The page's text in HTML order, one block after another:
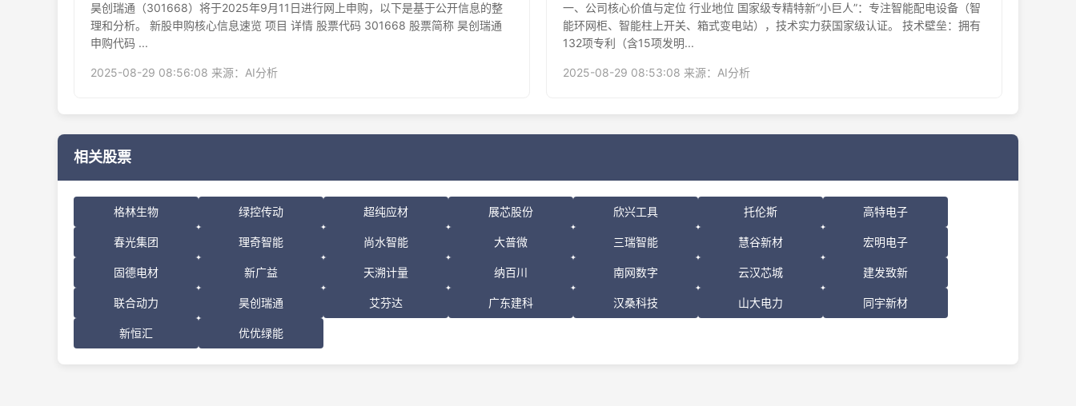
昊创瑞通（301668）将于2025年9月11日进行网上申购，以下是基于公开信息的整
理和分析。 ​新股申购核心信息速览​ 项目 详情 ​股票代码​ 301668 ​股票简称​ 昊创瑞通 ​
申购代码​ ...
2025-08-29 08:56:08 来源：AI分析
​一、公司核心价值与定位​ ​行业地位​ ​国家级专精特新“小巨人”​​：专注智能配电设备（智
能环网柜、智能柱上开关、箱式变电站），技术实力获国家级认证。 ​技术壁垒​：拥有
132项专利（含15项发明...
2025-08-29 08:53:08 来源：AI分析
相关股票
格林生物 绿控传动 超纯应材 展芯股份 欣兴工具 托伦斯 高特电子
春光集团 理奇智能 尚水智能 大普微 三瑞智能 慧谷新材 宏明电子
固德电材 新广益 天溯计量 纳百川 南网数字 云汉芯城 建发致新
联合动力 昊创瑞通 艾芬达 广东建科 汉桑科技 山大电力 同宇新材
新恒汇 优优绿能